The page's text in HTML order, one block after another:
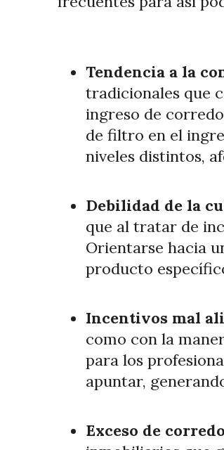
Tendencia a la
tradicionales que
ingreso de
de filtro en el
niveles distintos,
Debilidad de la
que al tratar de
Orientarse hacia
producto
Incentivos mal
como con la
para los
apuntar,
Exceso de